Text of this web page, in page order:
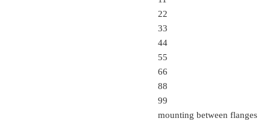
22
33
44
55
66
88
99
mounting between flanges